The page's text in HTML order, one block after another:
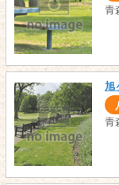
青
旭
青